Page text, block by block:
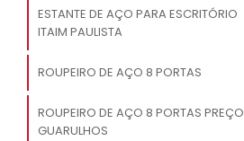
ESTANTE DE AÇO PARA ESCRITÓRIO
ITAIM PAULISTA
ROUPEIRO DE AÇO 8 PORTAS
ROUPEIRO DE AÇO 8 PORTAS PREÇO
GUARULHOS